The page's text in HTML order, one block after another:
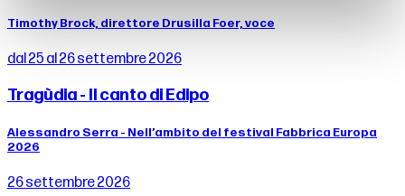
Timothy Brock, direttore Drusilla Foer, voce
dal 25 al 26 settembre 2026
Tragùdia - Il canto di Edipo
Alessandro Serra - Nell’ambito del festival Fabbrica Europa
2026
26 settembre 2026